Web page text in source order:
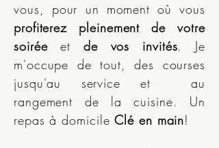
vous, pour un moment où vous
profiterez pleinement de votre
soiréeet de vos invités. Je
m'occupe de tout, des courses
jusqu'au service et au
rangement de la cuisine. Un
repas à domicileClé en main!